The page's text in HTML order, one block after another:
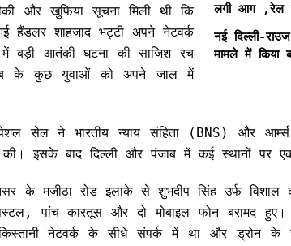
लगी आग ,रेल
नई दिल्ली-
मामले में किया
और खुफिया सूचना मिली थी कि
हैंडलर शाहजाद भट्टी अपने नेटवर्क
में बड़ी आतंकी घटना की साजिश रच
के कुछ युवाओं को अपने जाल में
सेल ने भारतीय न्याय संहिता (BNS) और
इसके बाद दिल्ली और पंजाब में कई स्थानों पर एक
के मजीठा रोड इलाके से शुभदीप सिंह उर्फ विशाल
पांच कारतूस और दो मोबाइल फोन बरामद
नेटवर्क के सीधे संपर्क में था और ड्रोन के